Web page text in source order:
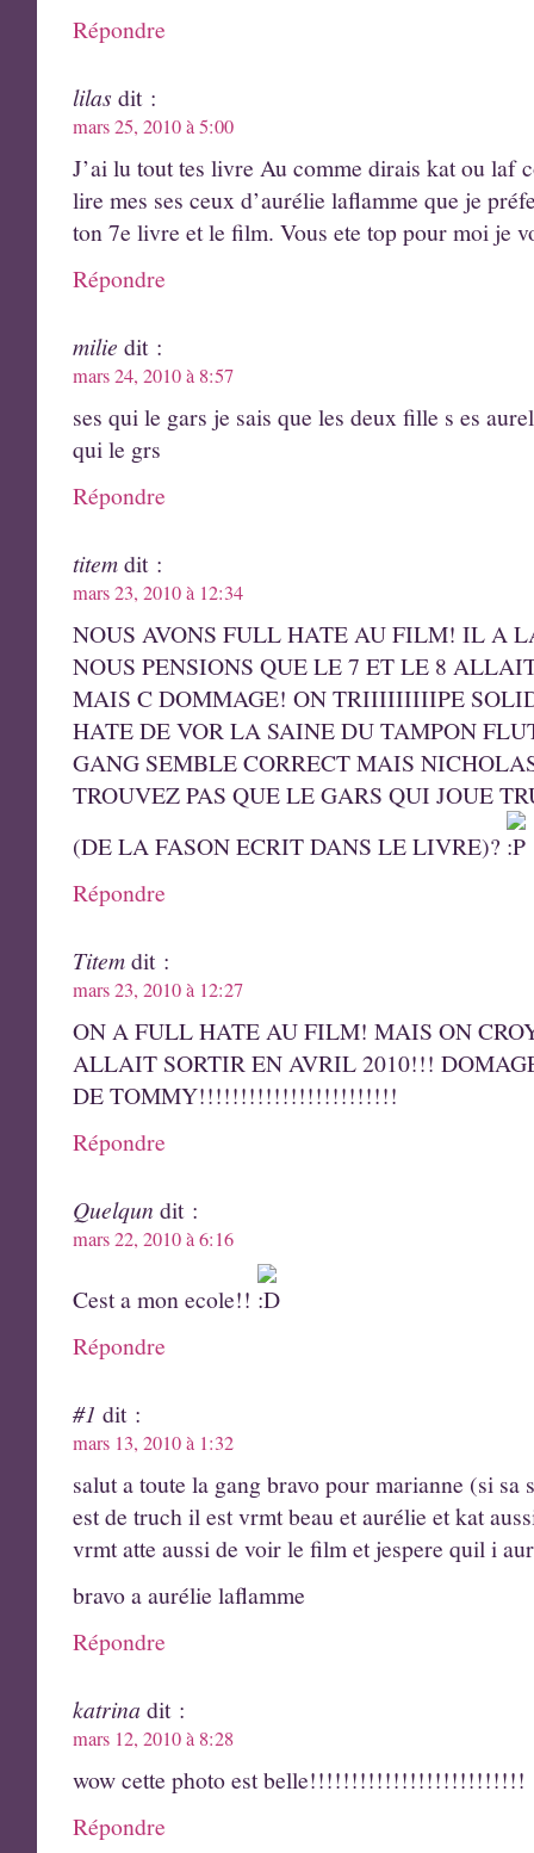
Répondre
lilasdit :
mars 25, 2010 à 5:00
J’ai lu tout tes livre Au comme dirais kat ou laf
lire mes ses ceux d’aurélie laflamme que je
ton 7e livre et le film. Vous ete top pour moi je
Répondre
milie dit :
mars 24, 2010 à 8:57
ses qui le gars je sais que les deux fille s es
qui le grs
Répondre
titemdit :
mars 23, 2010 à 12:34
NOUS AVONS FULL HATE AU FILM! IL A
NOUS PENSIONS QUE LE 7 ET LE 8
MAIS C DOMMAGE! ON TRIIIIIIIIIPE
HATE DE VOR LA SAINE DU TAMPON
GANG SEMBLE CORRECT MAIS
TROUVEZ PAS QUE LE GARS QUI JOUE
(DE LA FASON ECRIT DANS LE LIVRE)?
Répondre
Titemdit :
mars 23, 2010 à 12:27
ON A FULL HATE AU FILM! MAIS ON
ALLAIT SORTIR EN AVRIL 2010!!!
DE TOMMY!!!!!!!!!!!!!!!!!!!!!!!!
Répondre
Quelqun dit :
mars 22, 2010 à 6:16
Cest a mon ecole!!
Répondre
#1 dit :
mars 13, 2010 à 1:32
salut a toute la gang bravo pour marianne (si
est de truch il est vrmt beau et aurélie et kat
vrmt atte aussi de voir le film et jespere quil i
bravo a aurélie laflamme
Répondre
katrina dit :
mars 12, 2010 à 8:28
wow cette photo est belle!!!!!!!!!!!!!!!!!!!!!!!!!!
Répondre